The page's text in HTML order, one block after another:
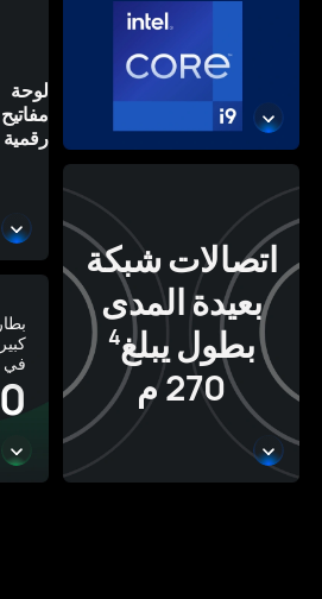
اتصالات شبكة
بعيدة المدى
بطول يبلغ4
270 م
لوحة
مفاتيح
رقمية
في